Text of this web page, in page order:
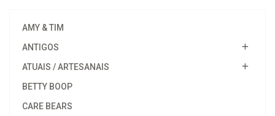
AMY & TIM
ANTIGOS
ATUAIS / ARTESANAIS
BETTY BOOP
CARE BEARS